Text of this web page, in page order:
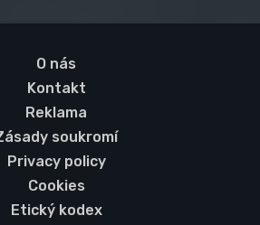
O nás
Kontakt
Reklama
soukromí
Privacy policy
Cookies
Etický kodex